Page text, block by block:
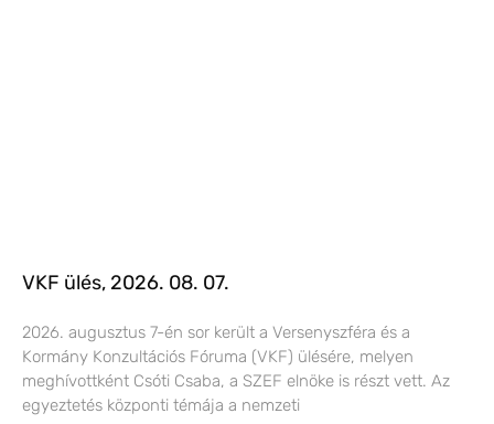
VKF ülés, 2026. 08. 07.
2026. augusztus 7-én sor került a Versenyszféra és a
Kormány Konzultációs Fóruma (VKF) ülésére, melyen
meghívottként Csóti Csaba, a SZEF elnöke is részt vett. Az
egyeztetés központi témája a nemzeti